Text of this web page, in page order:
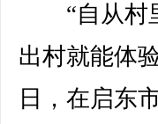
“自从村里
出村就能体
日，在启东